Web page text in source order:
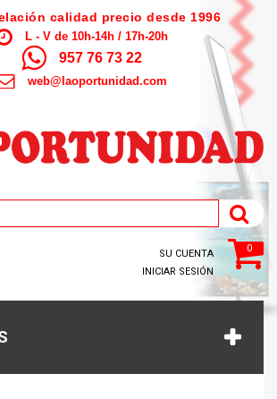
calidad precio desde 1996
L - V de 10h-14h / 17h-20h
957 76 73 22
web@laoportunidad.com
0
SU CUENTA
INICIAR SESIÓN